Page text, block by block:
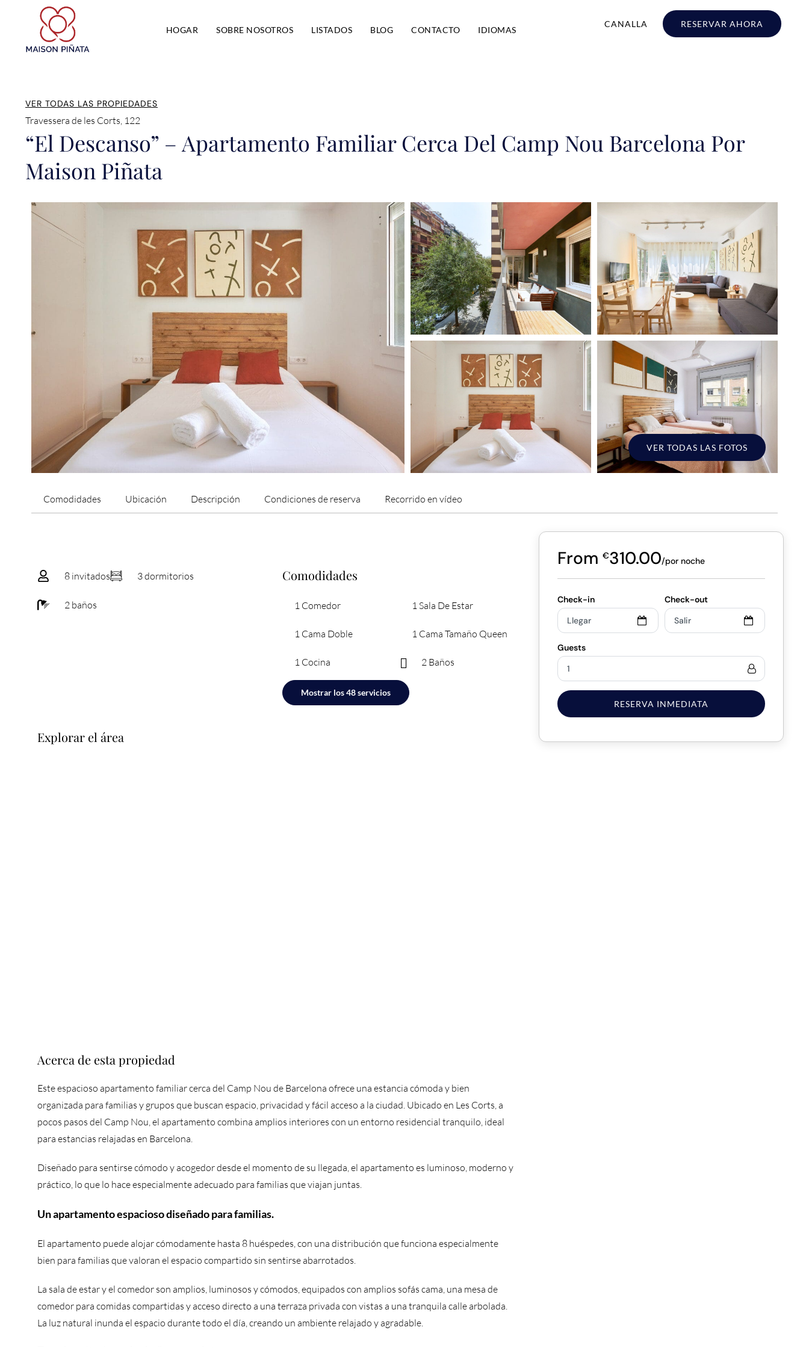
HOGAR SOBRE NOSOTROS LISTADOS BLOG CONTACTO IDIOMAS
CANALLA RESERVAR AHORA
VER TODAS LAS PROPIEDADES
Travessera de les Corts, 122
“El Descanso” – Apartamento Familiar Cerca Del Camp Nou Barcelona Por
Maison Piñata
VER TODAS LAS FOTOS
Comodidades Ubicación Descripción Condiciones de reserva Recorrido en vídeo
8 invitados 3 dormitorios
2 baños
Comodidades
1 Comedor
1 Cama Doble
1 Cocina
1 Sala De Estar
1 Cama Tamaño Queen
2 Baños
Mostrar los 48 servicios
Explorar el área
Acerca de esta propiedad
Este espacioso apartamento familiar cerca del Camp Nou de Barcelona ofrece una estancia cómoda y bien
organizada para familias y grupos que buscan espacio, privacidad y fácil acceso a la ciudad. Ubicado en Les Corts, a
pocos pasos del Camp Nou, el apartamento combina amplios interiores con un entorno residencial tranquilo, ideal
para estancias relajadas en Barcelona.
Diseñado para sentirse cómodo y acogedor desde el momento de su llegada, el apartamento es luminoso, moderno y
práctico, lo que lo hace especialmente adecuado para familias que viajan juntas.
Un apartamento espacioso diseñado para familias.
El apartamento puede alojar cómodamente hasta 8 huéspedes, con una distribución que funciona especialmente
bien para familias que valoran el espacio compartido sin sentirse abarrotados.
La sala de estar y el comedor son amplios, luminosos y cómodos, equipados con amplios sofás cama, una mesa de
comedor para comidas compartidas y acceso directo a una terraza privada con vistas a una tranquila calle arbolada.
La luz natural inunda el espacio durante todo el día, creando un ambiente relajado y agradable.
€310.00/por noche
RESERVA INMEDIATA